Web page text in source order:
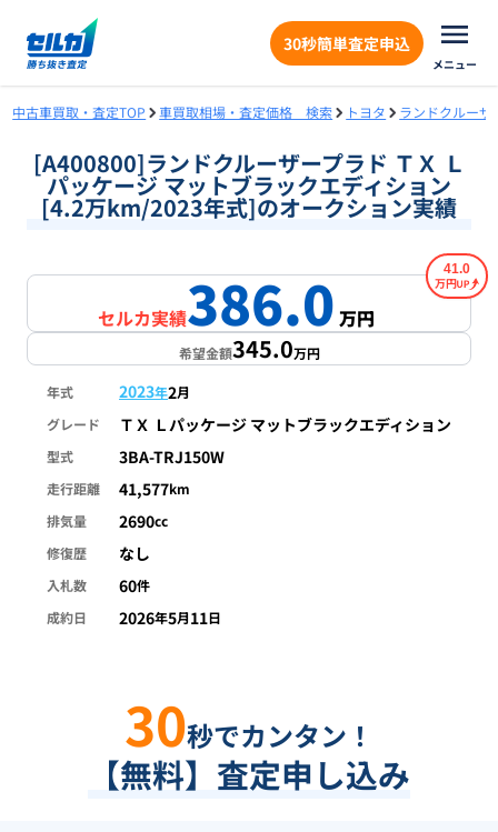
30秒簡単査定申込
メニュー
中古車買取・査定TOP 車買取相場・査定価格 検索 トヨタ ランドクルーザ
[A400800]ランドクルーザープラド ＴＸ Ｌ
パッケージ マットブラックエディション
[4.2万km/2023年式]のオークション実績
セルカ実績386.0万円
41.0
万円
希望金額345.0万円
年式 2023年2月
グレード
ＴＸ Ｌパッケージ マットブラックエディション
型式 3BA-TRJ150W
走行距離 41,577km
排気量
2690cc
修復歴
なし
入札数 60件
成約日
2026年5月11日
30秒でカンタン！
【無料】査定申し込み